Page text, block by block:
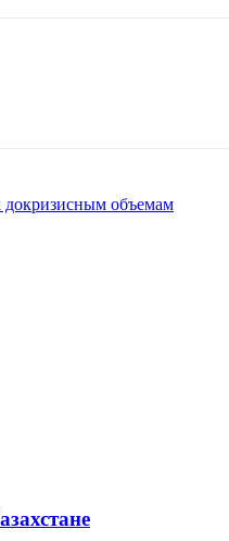
докризисным объемам